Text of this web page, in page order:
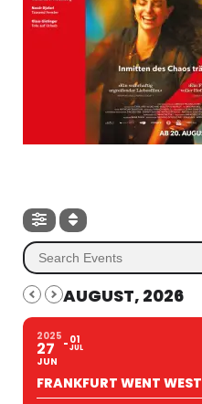
AUGUST, 2026
2025
27
JUN
01
JUL
FRANKFURT WENT WEST